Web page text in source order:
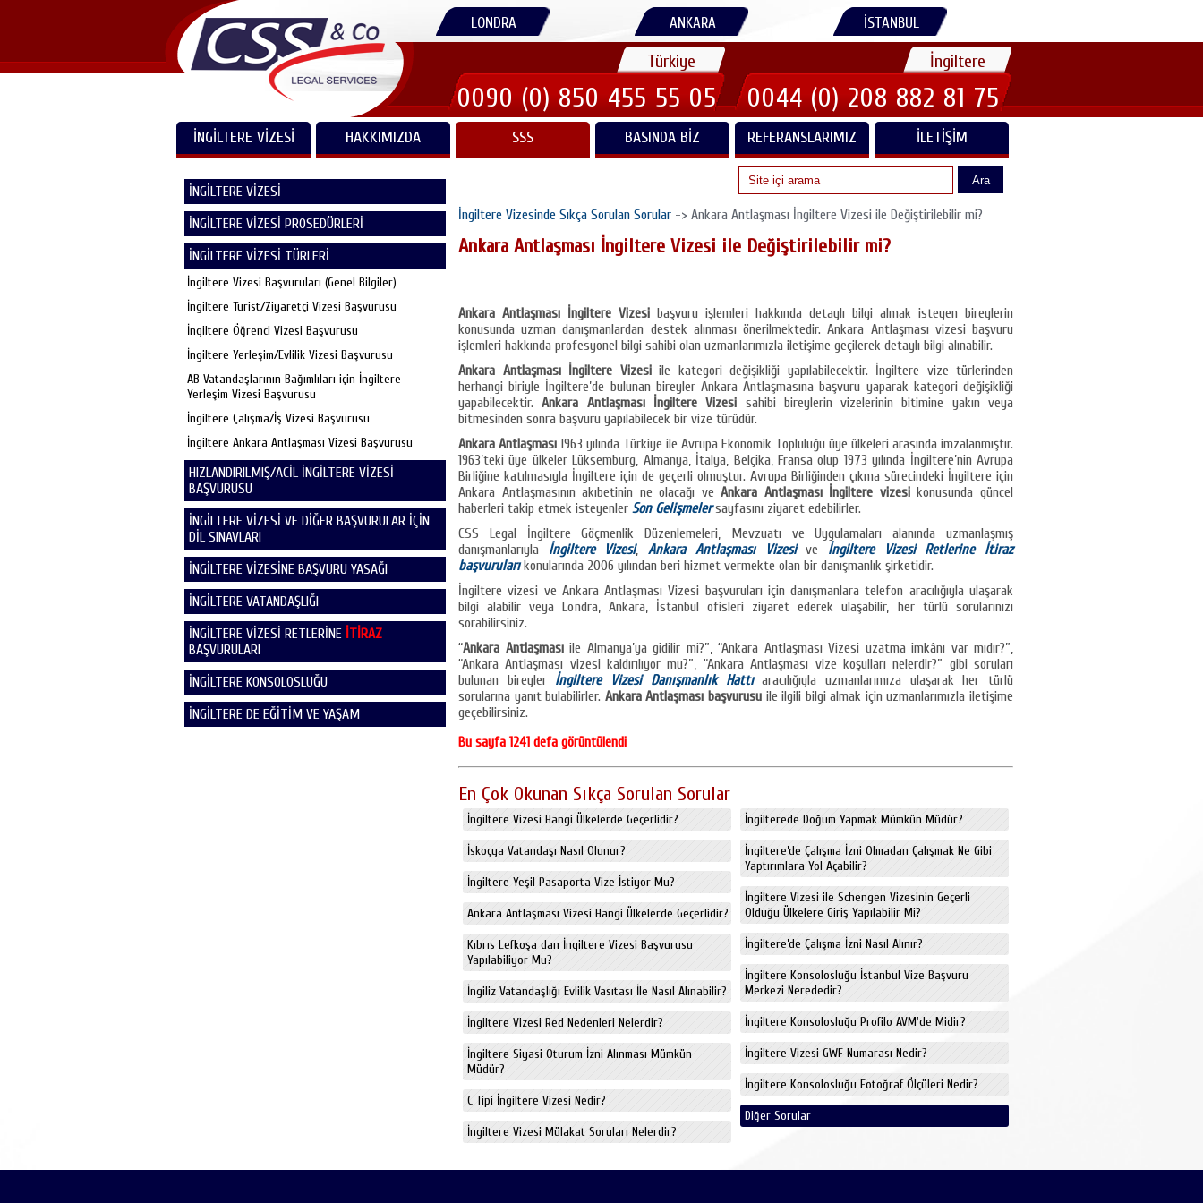
LONDRA ANKARA İSTANBUL
Türkiye
0090 (0) 850 455 55 05
İngiltere
0044 (0) 208 882 81 75
İNGİLTERE VİZESİ HAKKIMIZDA SSS BASINDA BIZ REFERANSLARIMIZ İLETIŞIM
Ara
İNGİLTERE VİZESİ
İNGİLTERE VİZESİ PROSEDÜRLERİ
İNGİLTERE VİZESİ TÜRLERİ
İngiltere Vizesi Başvuruları (Genel Bilgiler)
İngiltere Turist/Ziyaretçi Vizesi Başvurusu
İngiltere Öğrenci Vizesi Başvurusu
İngiltere Yerleşim/Evlilik Vizesi Başvurusu
AB Vatandaşlarının Bağımlıları için İngiltere
Yerleşim Vizesi Başvurusu
İngiltere Çalışma/İş Vizesi Başvurusu
İngiltere Ankara Antlaşması Vizesi Başvurusu
HIZLANDIRILMIŞ/ACİL İNGİLTERE VİZESİ
BAŞVURUSU
İNGİLTERE VİZESİ VE DİĞER BAŞVURULAR İÇİN
DİL SINAVLARI
İNGİLTERE VİZESİNE BAŞVURU YASAĞI
İNGİLTERE VATANDAŞLIĞI
İNGİLTERE VİZESİ RETLERİNE İTİRAZ
BAŞVURULARI
İNGİLTERE KONSOLOSLUĞU
İNGİLTERE DE EĞİTİM VE YAŞAM
İngiltere Vizesinde Sıkça Sorulan Sorular -> Ankara Antlaşması İngiltere Vizesi ile Değiştirilebilir mi?
Ankara Antlaşması İngiltere Vizesi ile Değiştirilebilir mi?
Ankara Antlaşması İngiltere Vizesi başvuru işlemleri hakkında detaylı bilgi almak isteyen bireylerin
konusunda uzman danışmanlardan destek alınması önerilmektedir. Ankara Antlaşması vizesi başvuru
işlemleri hakkında profesyonel bilgi sahibi olan uzmanlarımızla iletişime geçilerek detaylı bilgi alınabilir.
Ankara Antlaşması İngiltere Vizesi ile kategori değişikliği yapılabilecektir. İngiltere vize türlerinden
herhangi biriyle İngiltere’de bulunan bireyler Ankara Antlaşmasına başvuru yaparak kategori değişikliği
yapabilecektir.Ankara Antlaşması İngiltere Vizesi sahibi bireylerin vizelerinin bitimine yakın veya
bitmesinden sonra başvuru yapılabilecek bir vize türüdür.
Ankara Antlaşması 1963 yılında Türkiye ile Avrupa Ekonomik Topluluğu üye ülkeleri arasında imzalanmıştır.
1963’teki üye ülkeler Lüksemburg, Almanya, İtalya, Belçika, Fransa olup 1973 yılında İngiltere’nin Avrupa
Birliğine katılmasıyla İngiltere için de geçerli olmuştur. Avrupa Birliğinden çıkma sürecindeki İngiltere için
Ankara Antlaşmasının akıbetinin ne olacağı veAnkara Antlaşması İngiltere vizesikonusunda güncel
haberleri takip etmek isteyenler Son Gelişmelersayfasını ziyaret edebilirler.
CSS Legal İngiltere Göçmenlik Düzenlemeleri, Mevzuatı ve Uygulamaları alanında uzmanlaşmış
danışmanlarıyla İngiltere Vizesi,Ankara Antlaşması Vizesive İngiltere Vizesi Retlerine İtiraz
başvurularıkonularında 2006 yılından beri hizmet vermekte olan bir danışmanlık şirketidir.
İngiltere vizesi ve Ankara Antlaşması Vizesi başvuruları için danışmanlara telefon aracılığıyla ulaşarak
bilgi alabilir veya Londra, Ankara, İstanbul ofisleri ziyaret ederek ulaşabilir, her türlü sorularınızı
sorabilirsiniz.
“Ankara Antlaşması ile Almanya’ya gidilir mi?”, “Ankara Antlaşması Vizesi uzatma imkânı var mıdır?”,
“Ankara Antlaşması vizesi kaldırılıyor mu?”, “Ankara Antlaşması vize koşulları nelerdir?” gibi soruları
bulunan bireyler İngiltere Vizesi Danışmanlık Hattıaracılığıyla uzmanlarımıza ulaşarak her türlü
sorularına yanıt bulabilirler. Ankara Antlaşması başvurusu ile ilgili bilgi almak için uzmanlarımızla iletişime
geçebilirsiniz.
Bu sayfa 1241 defa görüntülendi
En Çok Okunan Sıkça Sorulan Sorular
İngiltere Vizesi Hangi Ülkelerde Geçerlidir?
İskoçya Vatandaşı Nasıl Olunur?
İngiltere Yeşil Pasaporta Vize İstiyor Mu?
Ankara Antlaşması Vizesi Hangi Ülkelerde Geçerlidir?
Kıbrıs Lefkoşa dan İngiltere Vizesi Başvurusu
Yapılabiliyor Mu?
İngiliz Vatandaşlığı Evlilik Vasıtası İle Nasıl Alınabilir?
İngiltere Vizesi Red Nedenleri Nelerdir?
İngiltere Siyasi Oturum İzni Alınması Mümkün
Müdür?
C Tipi İngiltere Vizesi Nedir?
İngiltere Vizesi Mülakat Soruları Nelerdir?
İngilterede Doğum Yapmak Mümkün Müdür?
İngiltere’de Çalışma İzni Olmadan Çalışmak Ne Gibi
Yaptırımlara Yol Açabilir?
İngiltere Vizesi ile Schengen Vizesinin Geçerli
Olduğu Ülkelere Giriş Yapılabilir Mi?
İngiltere’de Çalışma İzni Nasıl Alınır?
İngiltere Konsolosluğu İstanbul Vize Başvuru
Merkezi Nerededir?
İngiltere Konsolosluğu Profilo AVM'de Midir?
İngiltere Vizesi GWF Numarası Nedir?
İngiltere Konsolosluğu Fotoğraf Ölçüleri Nedir?
Diğer Sorular